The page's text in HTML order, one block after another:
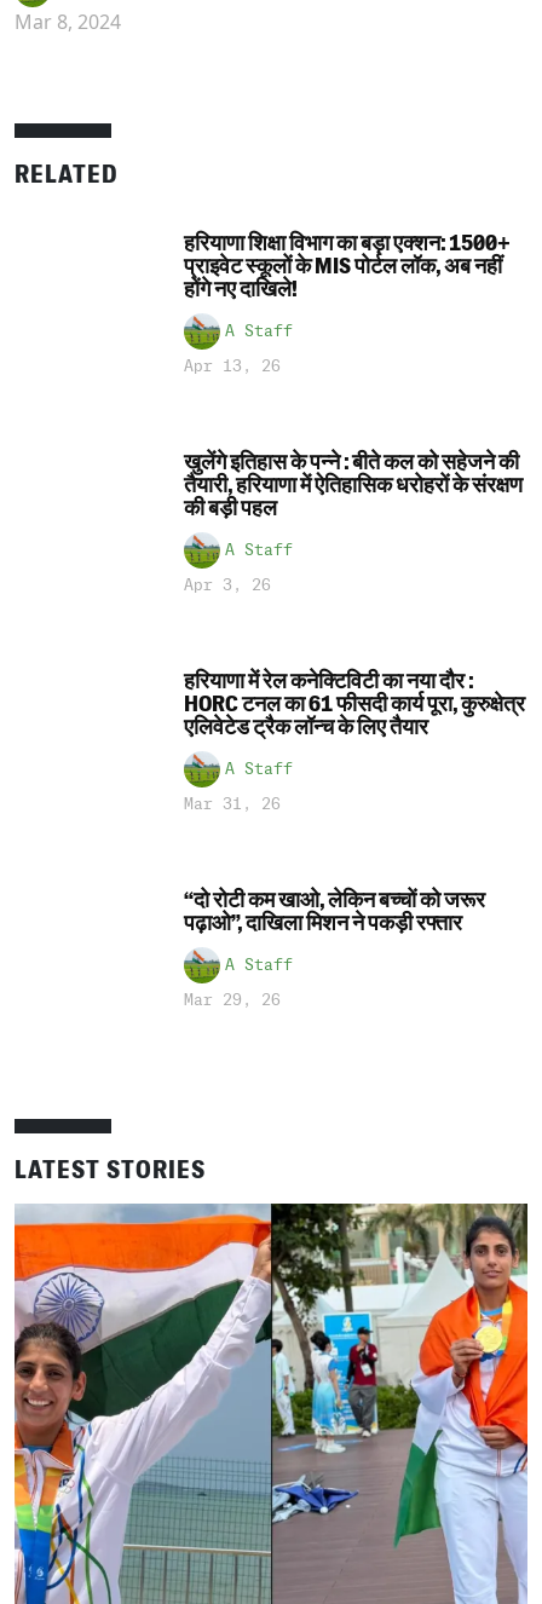
Mar 8, 2024
RELATED
हरियाणा शिक्षा विभाग का बड़ा एक्शन: 1500+
प्राइवेट स्कूलों के MIS पोर्टल लॉक, अब नहीं
होंगे नए दाखिले!
A Staff
Apr 13, 26
खुलेंगे इतिहास के पन्ने : बीते कल को सहेजने की
तैयारी, हरियाणा में ऐतिहासिक धरोहरों के संरक्षण
की बड़ी पहल
A Staff
Apr 3, 26
हरियाणा में रेल कनेक्टिविटी का नया दौर :
HORC टनल का 61 फीसदी कार्य पूरा, कुरुक्षेत्र
एलिवेटेड ट्रैक लॉन्च के लिए तैयार
A Staff
Mar 31, 26
“दो रोटी कम खाओ, लेकिन बच्चों को जरूर
पढ़ाओ”, दाखिला मिशन ने पकड़ी रफ्तार
A Staff
Mar 29, 26
LATEST STORIES